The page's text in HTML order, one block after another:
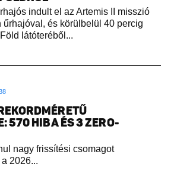
indult el az Artemis II misszió
űrhajóval, és körülbelül 40 percig
látóteréből...
570 HIBA ÉS 3 ZERO-
nagy frissítési csomagot
2026...